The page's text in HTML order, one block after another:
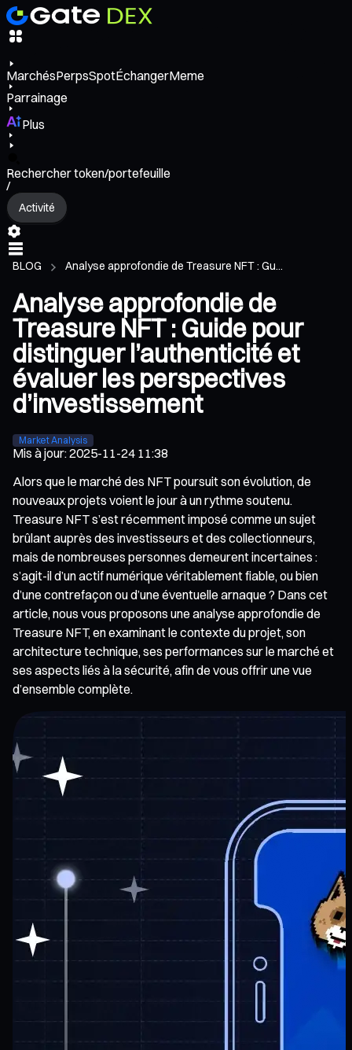
MarchésPerpsSpotÉchangerMeme
Parrainage
Plus
Rechercher token/portefeuille
/
Activité
BLOG Analyse approfondie de Treasure NFT : Gu...
Analyse approfondie de
Treasure NFT : Guide pour
distinguer l’authenticité et
évaluer les perspectives
d’investissement
Market Analysis
Mis à jour:2025-11-24 11:38
Alors que le marché des NFT poursuit son évolution, de
nouveaux projets voient le jour à un rythme soutenu.
Treasure NFT s’est récemment imposé comme un sujet
brûlant auprès des investisseurs et des collectionneurs,
mais de nombreuses personnes demeurent incertaines :
s’agit-il d’un actif numérique véritablement fiable, ou bien
d’une contrefaçon ou d’une éventuelle arnaque ? Dans cet
article, nous vous proposons une analyse approfondie de
Treasure NFT, en examinant le contexte du projet, son
architecture technique, ses performances sur le marché et
ses aspects liés à la sécurité, afin de vous offrir une vue
d’ensemble complète.